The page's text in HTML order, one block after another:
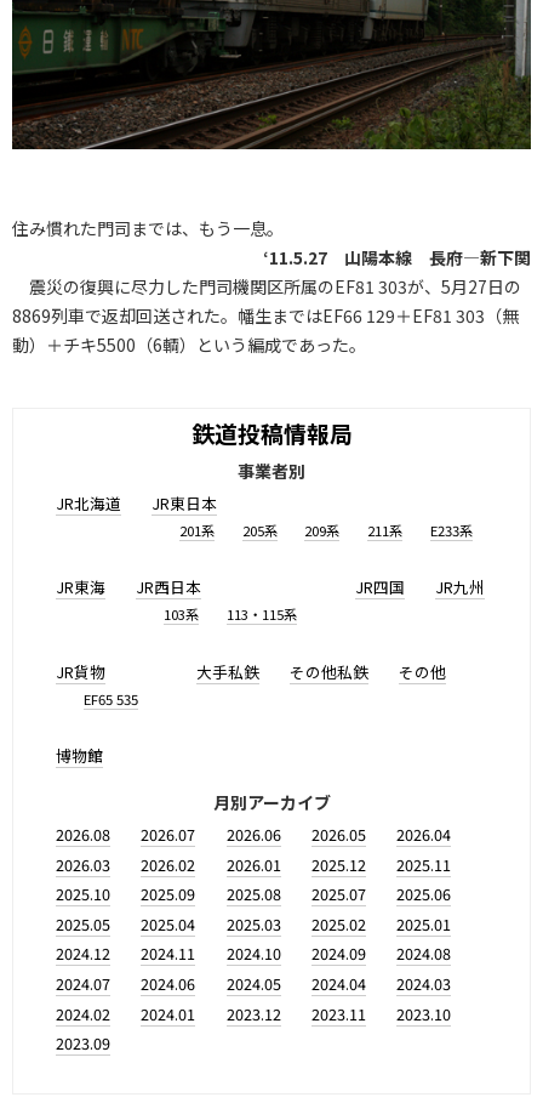
住み慣れた門司までは、もう一息。
‘11.5.27 山陽本線 長府―新下関
震災の復興に尽力した門司機関区所属のEF81 303が、5月27日の
8869列車で返却回送された。幡生まではEF66 129＋EF81 303（無
動）＋チキ5500（6輌）という編成であった。
鉄道投稿情報局
事業者別
JR北海道 JR東日本
201系 205系 209系 211系 E233系
JR東海 JR西日本
103系 113・115系
JR四国 JR九州
JR貨物
EF65 535
大手私鉄 その他私鉄 その他
博物館
月別アーカイブ
2026.08 2026.07 2026.06 2026.05
2026.04
2026.03
2026.02 2026.01 2025.12
2025.11
2025.10
2025.09 2025.08 2025.07
2025.06
2025.05
2025.04 2025.03 2025.02
2025.01
2024.12
2024.11 2024.10 2024.09
2024.08
2024.07
2024.06 2024.05 2024.04
2024.03
2024.02
2024.01 2023.12 2023.11
2023.10
2023.09